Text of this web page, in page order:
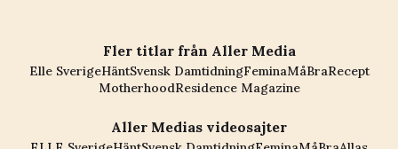
Fler titlar från Aller Media
Elle SverigeHäntSvensk DamtidningFeminaMåBraRecept
MotherhoodResidence Magazine
Aller Medias videosajter